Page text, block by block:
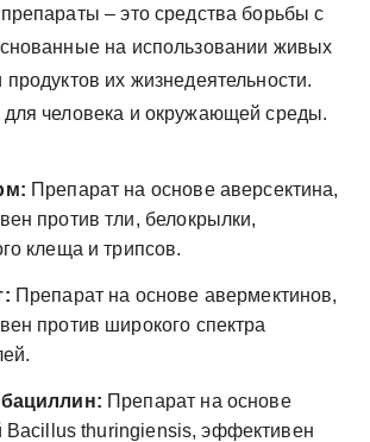
– это средства борьбы с
на использовании живых
их жизнедеятельности.
человека и окружающей среды.
Препарат на основе аверсектина,
против тли, белокрылки,
клеща и трипсов.
Препарат на основе авермектинов,
против широкого спектра
Препарат на основе
Bacillus thuringiensis, эффективен